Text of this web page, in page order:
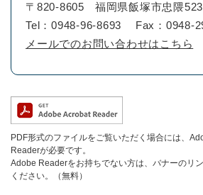
〒820-8605
福岡県飯塚市忠隈
Tel：0948-96-8693
Fax：0948-
メールでのお問い合わせはこちら
PDF形式のファイルをご覧いただく場合には、
Readerが必要です。
Adobe Readerをお持ちでない方は、バナーのリ
ください。（無料）